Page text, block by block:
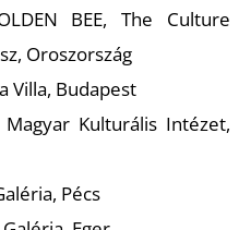
BEE, The Culture
Oroszország
Villa, Budapest
Magyar Kulturális Intézet,
Pécs